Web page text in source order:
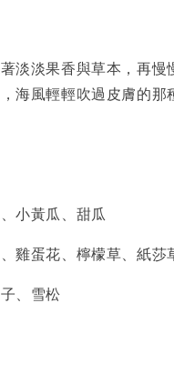
淡淡果香與草本，再慢
海風輕輕吹過皮膚的那
小黃瓜、甜瓜
雞蛋花、檸檬草、紙莎
、雪松